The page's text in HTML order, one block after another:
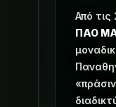
Από
ΠΑΟ